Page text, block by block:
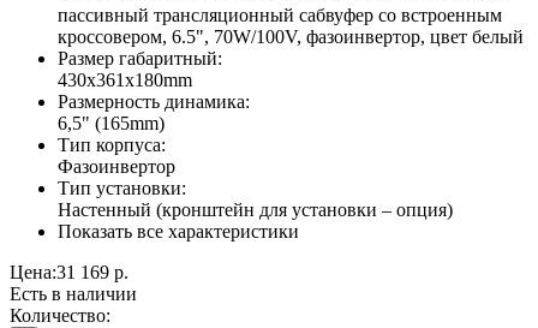
пассивный трансляционный сабвуфер cо встроенным
кроссовером, 6.5", 70W/100V, фазоинвертор, цвет белый
Размер габаритный:
430x361x180mm
Размерность динамика:
6,5" (165mm)
Тип корпуса:
Фазоинвертор
Тип установки:
Настенный (кронштейн для установки – опция)
Показать все характеристики
Цена:31 169 р.
Есть в наличии
Количество: